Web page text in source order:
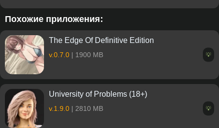
Похожие приложения:
The Edge Of Definitive Edition
v.0.7.0 | 1900 MB 💡
University of Problems (18+)
v.1.9.0 | 2810 MB 💡